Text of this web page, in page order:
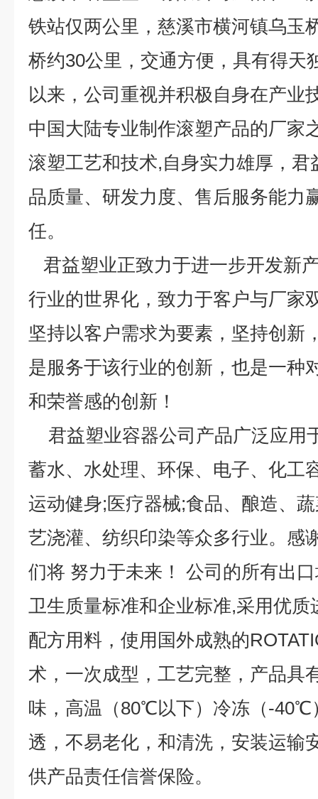
铁站仅两公里，慈溪市横河镇乌玉
桥约30公里，交通方便，具有得天
以来，公司重视并积极自身在产业
中国大陆专业制作滚塑产品的厂家
滚塑工艺和技术,自身实力雄厚，
品质量、研发力度、售后服务能力
任。
君益塑业正致力于进一步开发新
行业的世界化，致力于客户与厂家
坚持以客户需求为要素，坚持创新
是服务于该行业的创新，也是一种
和荣誉感的创新！
君益塑业容器公司产品广泛应用
蓄水、水处理、环保、电子、化工
运动健身;医疗器械;食品、酿造、
艺浇灌、纺织印染等众多行业。感
们将 努力于未来！ 公司的所有出
卫生质量标准和企业标准,采用优
配方用料，使用国外成熟的
术，一次成型，工艺完整，产品具
味，高温（80℃以下）冷冻（-40℃
透，不易老化，和清洗，安装运输
供产品责任信誉保险。